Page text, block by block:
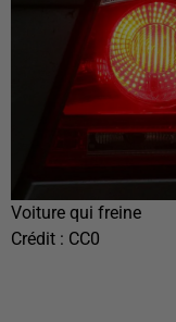
Voiture qui freine
Crédit : CC0